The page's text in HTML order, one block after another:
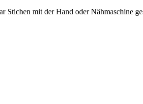
mit der Hand oder Nähmaschine